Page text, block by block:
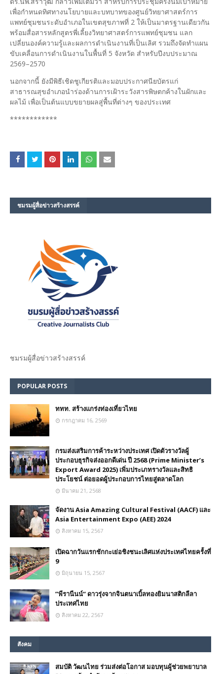
เพื่อกำหนดทิศทางนโยบายและบทบาทของศูนย์วิทยาศาสตร์การ
แพทย์ชุมชนระดับอำเภอในเขตสุขภาพที่ 2 ให้เป็นมาตรฐานเดียวกัน
พร้อมสื่อสารหลักสูตรพี่เลี้ยงวิทยาศาสตร์การแพทย์ชุมชน แลก
เปลี่ยนองค์ความรู้และผลการดำเนินงานที่เป็นเลิศ รวมถึงจัดทำแผน
ขับเคลื่อนการดำเนินงานในพื้นที่ 5 จังหวัด สำหรับปีงบประมาณ
2569–2570
นอกจากนี้ ยังมีพิธีเชิดชูเกียรติและมอบประกาศนียบัตรแก่
สาธารณสุขอำเภอนำร่องด้านการเฝ้าระวังสารพิษตกค้างในผักและ
ผลไม้ เพื่อเป็นต้นแบบขยายผลสู่พื้นที่ต่างๆ ของประเทศ
************
ชมรม​ผู้สื่อข่าวสร้างสรรค์​
ชมรม​ผู้สื่อข่าวสร้างสรรค์​
POPULAR POSTS
ททท. สร้างแกร่งท่องเที่ยวไทย
กรกฎาคม 16, 2569
กรมส่งเสริมการค้าระหว่างประเทศ เปิดตัวรางวัลผู้
ประกอบธุรกิจส่งออกดีเด่น ปี 2568 (Prime Minister’s
Export Award 2025) เพิ่มประเภทรางวัลและสิทธิ
ประโยชน์ ต่อยอดผู้ประกอบการไทยสู่ตลาดโลก
มีนาคม 21, 2568
จัดงาน Asia Amazing Cultural Festival (AACF) และ
Asia Entertainment Expo (AEE) 2024
สิงหาคม 15, 2567
เปิดฉากวันแรกชักกะเย่อชิงชนะเลิศแห่งประเทศไทยครั้งที่
9
มิถุนายน 15, 2567
”พีรานีนน์“​ ดาวรุ่งจากจินตนาเบิ้ลทองยิมนาสติกลีลา
ประเทศไทย
สิงหาคม 22, 2567
สังคม
สมบัติ วัฒนไทย ร่วมส่งต่อโอกาส มอบทุนผู้ช่วยพยาบาล